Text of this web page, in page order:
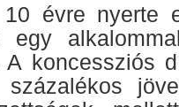
évre nyerte
egy
A koncessziós